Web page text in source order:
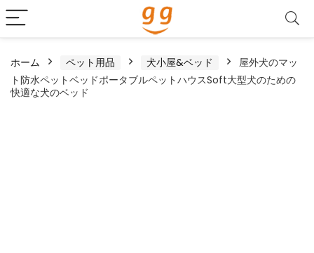
ホーム ペット用品 犬小屋&ベッド
屋外犬のマッ
ト防水ペットベッドポータブルペットハウスSoft大型犬のための
快適な犬のベッド